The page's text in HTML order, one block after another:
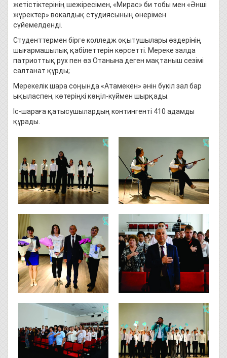
жетістіктерінің шежіресімен, «Мирас» би тобы мен «Әнші
жүректер» вокалдық студиясының өнерімен
сүйемелденді.
Студенттермен бірге колледж оқытушылары өздерінің
шығармашылық қабілеттерін көрсетті. Мереке залда
патриоттық рух пен өз Отанына деген мақтаныш сезімі
салтанат құрды;
Мерекелік шара соңында «Атамекен» әнін бүкіл зал бар
ықыласпен, көтеріңкі көңіл-күймен шырқады.
Іс-шараға қатысушылардың контингенті 410 адамды
құрады.